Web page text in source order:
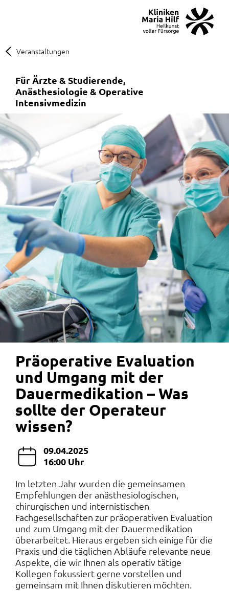
Veranstaltungen
Für Ärzte & Studierende
Anästhesiologie & Operative
Intensivmedizin
Präoperative Evaluation
und Umgang mit der
Dauermedikation – Was
sollte der Operateur
wissen?
09.04.2025
16:00 Uhr
Im letzten Jahr wurden die gemeinsamen
Empfehlungen der anästhesiologischen,
chirurgischen und internistischen
Fachgesellschaften zur präoperativen Evaluation
und zum Umgang mit der Dauermedikation
überarbeitet. Hieraus ergeben sich einige für die
Praxis und die täglichen Abläufe relevante neue
Aspekte, die wir Ihnen als operativ tätige
Kollegen fokussiert gerne vorstellen und
gemeinsam mit Ihnen diskutieren möchten.